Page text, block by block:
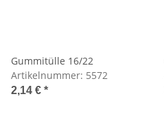
Gummitülle 16/22
Artikelnummer: 5572
2,14 € *